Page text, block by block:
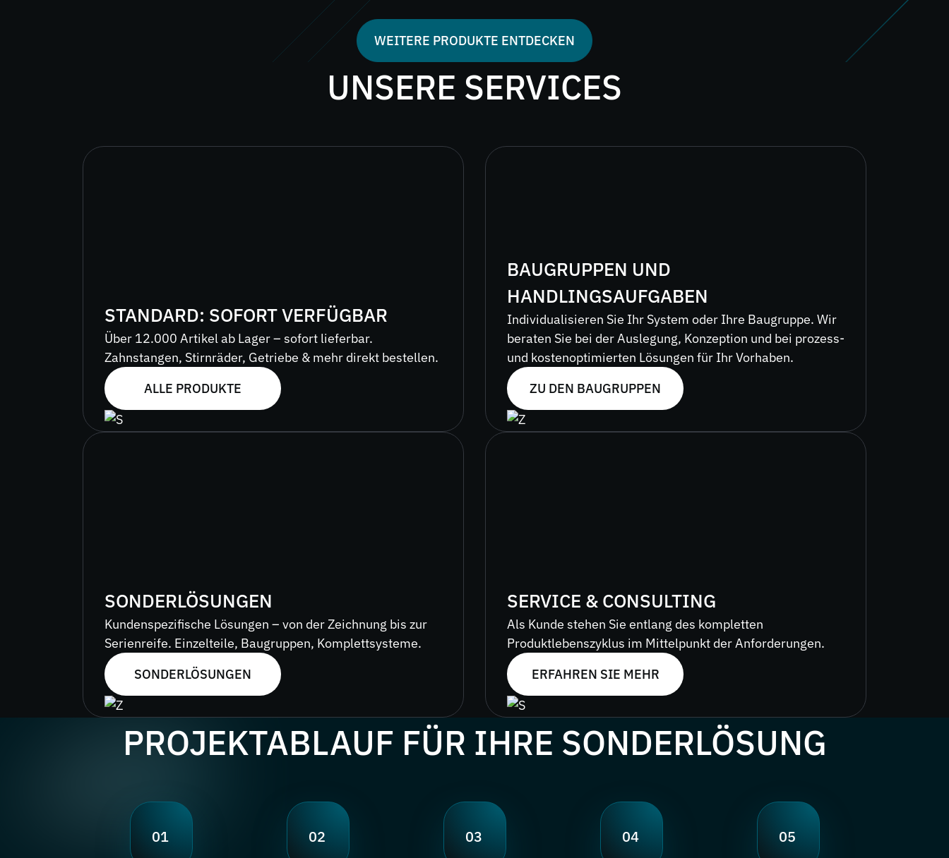
WEITERE PRODUKTE ENTDECKEN
UNSERE SERVICES
STANDARD: SOFORT VERFÜGBAR
Über 12.000 Artikel ab Lager – sofort lieferbar.
Zahnstangen, Stirnräder, Getriebe & mehr direkt bestellen.
ALLE PRODUKTE
BAUGRUPPEN UND
HANDLINGSAUFGABEN
Individualisieren Sie Ihr System oder Ihre Baugruppe. Wir
beraten Sie bei der Auslegung, Konzeption und bei prozess-
und kostenoptimierten Lösungen für Ihr Vorhaben.
ZU DEN BAUGRUPPEN
SONDERLÖSUNGEN
Kundenspezifische Lösungen – von der Zeichnung bis zur
Serienreife. Einzelteile, Baugruppen, Komplettsysteme.
SONDERLÖSUNGEN
SERVICE & CONSULTING
Als Kunde stehen Sie entlang des kompletten
Produktlebenszyklus im Mittelpunkt der Anforderungen.
ERFAHREN SIE MEHR
PROJEKTABLAUF FÜR IHRE SONDERLÖSUNG
01 02 03 04 05